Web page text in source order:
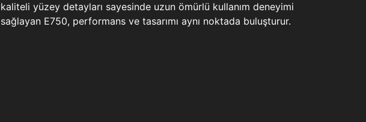
kaliteli yüzey detayları sayesinde uzun ömürlü kullanım deneyimi
sağlayan E750, performans ve tasarımı aynı noktada buluşturur.